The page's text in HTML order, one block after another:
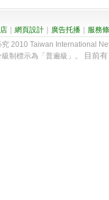
網頁設計 廣告托播
服務
究 2010 Taiwan International
制標示為「普遍級」。
目前